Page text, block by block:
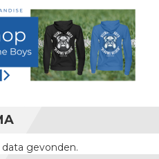
gevonden.